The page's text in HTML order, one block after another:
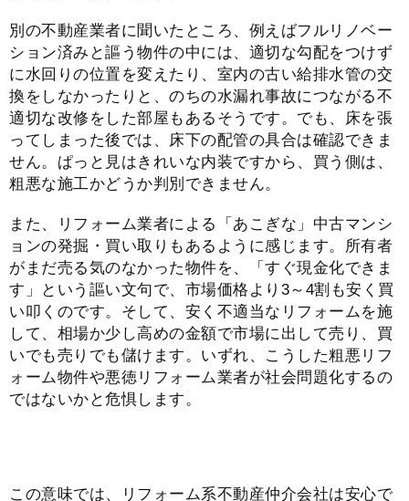
別の不動産業者に聞いたところ、例えばフルリノベー
ション済みと謳う物件の中には、適切な勾配をつけず
に水回りの位置を変えたり、室内の古い給排水管の交
換をしなかったりと、のちの水漏れ事故につながる不
適切な改修をした部屋もあるそうです。でも、床を張
ってしまった後では、床下の配管の具合は確認できま
せん。ぱっと見はきれいな内装ですから、買う側は、
粗悪な施工かどうか判別できません。
また、リフォーム業者による「あこぎな」中古マンシ
ョンの発掘・買い取りもあるように感じます。所有者
がまだ売る気のなかった物件を、「すぐ現金化できま
す」という謳い文句で、市場価格より3～4割も安く買
い叩くのです。そして、安く不適当なリフォームを施
して、相場か少し高めの金額で市場に出して売り、買
いでも売りでも儲けます。いずれ、こうした粗悪リフ
ォーム物件や悪徳リフォーム業者が社会問題化するの
ではないかと危惧します。
この意味では、リフォーム系不動産仲介会社は安心で